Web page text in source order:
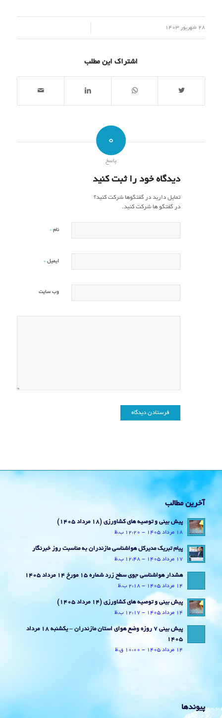
28 شهریور 1403
اشتراک این مطلب
0
پاسخ
دیدگاه خود را ثبت کنید
تمایل دارید در گفتگوها شرکت کنید؟
در گفتگو ها شرکت کنید.
نام *
ایمیل *
وب‌ سایت
آخرین مطالب
پیش بینی و توصیه های کشاورزی (18 مرداد ۱۴۰۵)
18 مرداد 1405 - 12:20 ب.ظ
پیام تبریک مدیرکل هواشناسی مازندران به مناسبت روز خبرنگار
17 مرداد 1405 - 12:48 ب.ظ
هشدار هواشناسی جوی سطح زرد شماره 15 مورخ 14 مرداد 1405
14 مرداد 1405 - 2:18 ب.ظ
پیش بینی و توصیه های کشاورزی (14 مرداد ۱۴۰۵)
14 مرداد 1405 - 12:17 ب.ظ
پیش بینی 7 روزه وضع هوای استان مازندران – یکشنبه 18 مرداد
1405
14 مرداد 1405 - 10:00 ق.ظ
پیوندها